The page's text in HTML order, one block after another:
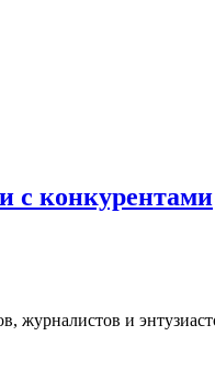
с конкурентами
и